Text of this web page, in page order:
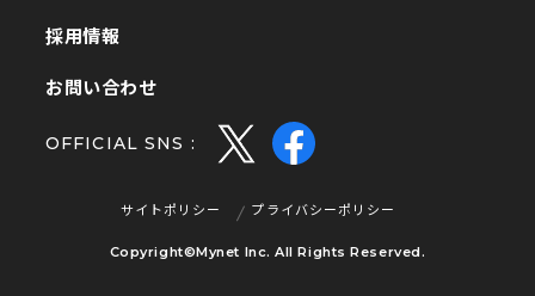
採用情報
お問い合わせ
OFFICIAL SNS :
サイトポリシー
プライバシーポリシー
Copyright©Mynet Inc. All Rights Reserved.